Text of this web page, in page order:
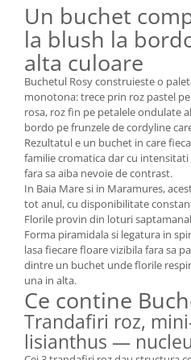
Un buchet
la blush la
alta culoare
Buchetul Rosy construieste o
monotona: trece prin roz pastel
rosa, roz fin pe petalele ondulate
bordo pe frunzele de cordyline
Rezultatul e un buchet in care
familie cromatica dar cu intensitati
fara sa aiba nevoie de contrast.
In Baia Mare si in Maramures,
tot anul, cu disponibilitate
Florile provin din loturi
Forma piramidala si legatura in
lasa fiecare floare vizibila fara sa
dintre un buchet unde florile
una in alta.
Ce contine
Trandafiri roz,
lisianthus —